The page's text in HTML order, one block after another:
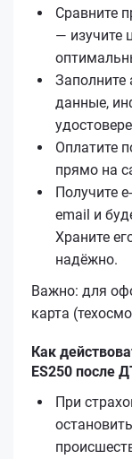
Сравните
— изучите
Заполните
данные,
Оплатите
прямо на
Получите
email и
Храните
надёжно.
Важно: для
карта
Как
ES250 после
При